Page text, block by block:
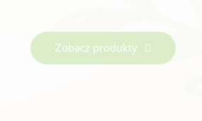
Zobacz produkty